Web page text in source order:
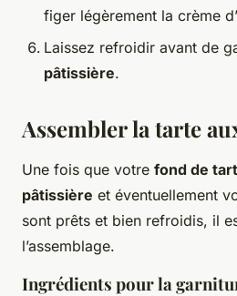
figer légèrement la crème
Laissez refroidir avant de
pâtissière.
Assembler la tarte
Une fois que votre fond de
pâtissière et éventuellement
sont prêts et bien refroidis, il
l’assemblage.
Ingrédients pour la